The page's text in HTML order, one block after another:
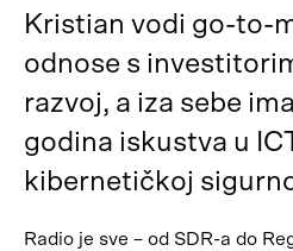
Kristian vodi go-to-
odnose s
razvoj, a iza sebe
godina iskustva u
kibernetičkoj
Radio je sve – od SDR-a do